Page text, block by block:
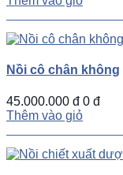
Nồi cô chân không
45.000.000 đ 0 đ
Thêm vào giỏ